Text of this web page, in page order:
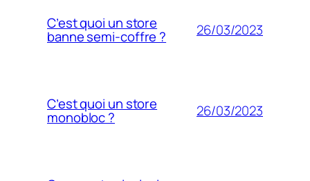
C’est quoi un store
banne semi-coffre ? 26/03/2023
C’est quoi un store
monobloc ? 26/03/2023